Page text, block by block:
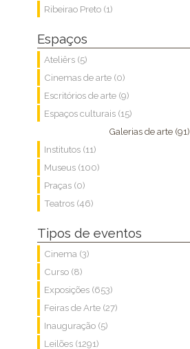
Ribeirao Preto (1)
Espaços
Ateliêrs (5)
Cinemas de arte (0)
Escritórios de arte (9)
Espaços culturais (15)
Galerias de arte (91)
Institutos (11)
Museus (100)
Praças (0)
Teatros (46)
Tipos de eventos
Cinema (3)
Curso (8)
Exposições (653)
Feiras de Arte (27)
Inauguração (5)
Leilões (1291)